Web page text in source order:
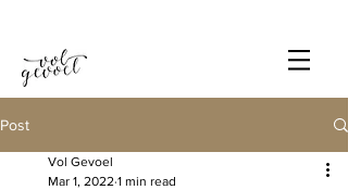
Post
Vol Gevoel
Mar 1, 2022 1 min read